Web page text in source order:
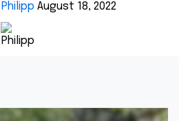
Philipp August 18, 2022